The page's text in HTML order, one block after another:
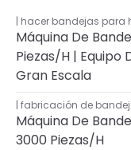
hacer bandejas para
Máquina De
Piezas/h | Equipo
Gran Escala
fabricación de
Máquina De
3000 Piezas/h